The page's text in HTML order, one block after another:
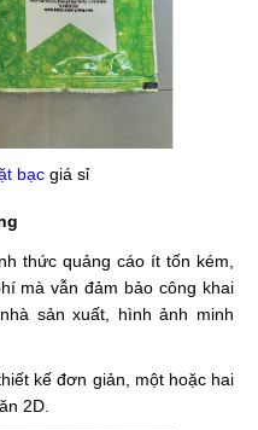
bạc giá sỉ
thức quảng cáo ít tốn kém,
mà vẫn đảm bảo công khai
sản xuất, hình ảnh minh
kế đơn giản, một hoặc hai
2D.